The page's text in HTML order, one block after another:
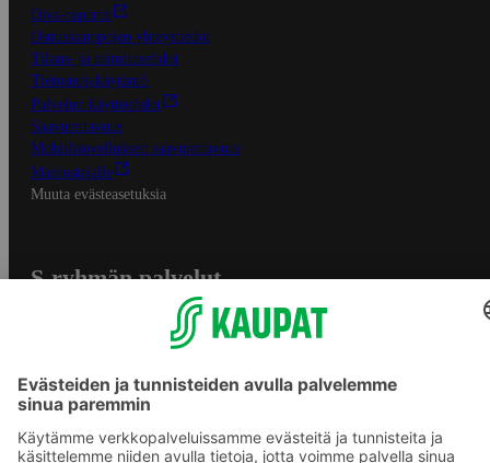
Oiva-raportit
Osuuskauppojen yhteystiedot
Tilaus- ja toimitusehdot
Tietosuojakäytäntö
Palvelun käyttöehdot
Saavutettavuus
Mobiilisovelluksen saavutettavuus
Mainostajalle
Muuta evästeasetuksia
S-ryhmän palvelut
Yhteishyvä Ruoka -sovellus
S-ostoslista -sovellus
Prisma.fi